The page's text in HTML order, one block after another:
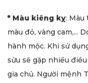
* Màu kiêng kỵ: Màu
màu đỏ, vàng cam,...
hành mộc. Khi sử
sửu sẽ gặp nhiều
gia chủ. Người mệnh